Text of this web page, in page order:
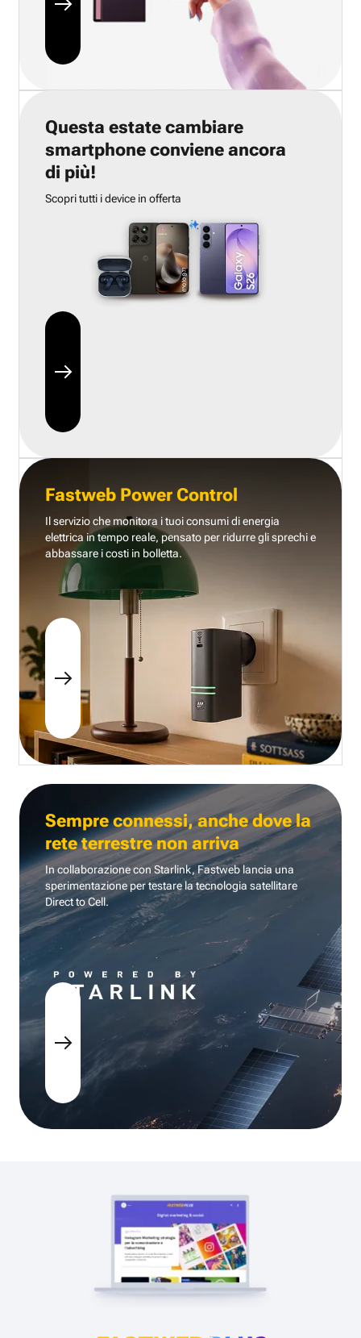
Questa estate cambiare
smartphone conviene ancora
di più!
Scopri tutti i device in offerta
Fastweb Power Control
Il servizio che monitora i tuoi consumi di energia
elettrica in tempo reale, pensato per ridurre gli sprechi e
abbassare i costi in bolletta.
Sempre connessi, anche dove la
rete terrestre non arriva
In collaborazione con Starlink, Fastweb lancia una
sperimentazione per testare la tecnologia satellitare
Direct to Cell.